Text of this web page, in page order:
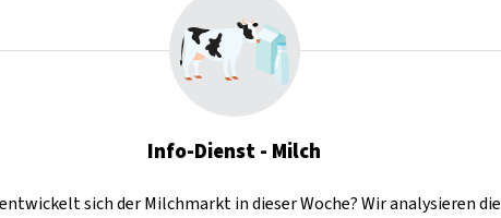
Info-Dienst - Milch
sich der Milchmarkt in dieser Woche? Wir analysieren die